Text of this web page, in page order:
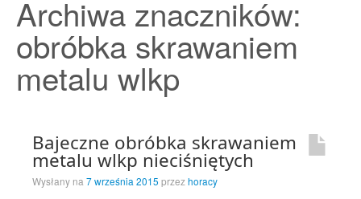
Przykładowa strona
Strona Główna
Archiwa znaczników:
obróbka skrawaniem
metalu wlkp
Bajeczne obróbka skrawaniem
metalu wlkp nieciśniętych
Wysłany na 7 września 2015 przezhoracy